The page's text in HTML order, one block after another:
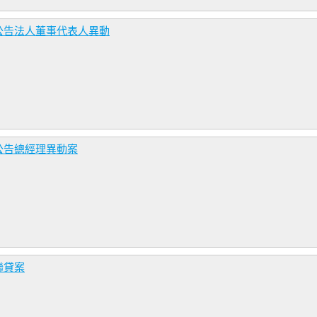
法人董事代表人異動
告總經理異動案
貸案